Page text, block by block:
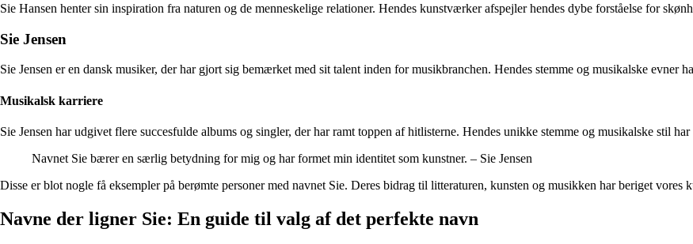
Sie Hansen henter sin inspiration fra naturen og de menneskelige relationer. Hendes kunstværker afspejler hendes dybe forståelse for
Sie Jensen
Sie Jensen er en dansk musiker, der har gjort sig bemærket med sit talent inden for musikbranchen. Hendes stemme og musikalske evner
Musikalsk karriere
Sie Jensen har udgivet flere succesfulde albums og singler, der har ramt toppen af hitlisterne. Hendes unikke stemme og musikalske stil
Navnet Sie bærer en særlig betydning for mig og har formet min identitet som kunstner. – Sie Jensen
Disse er blot nogle få eksempler på berømte personer med navnet Sie. Deres bidrag til litteraturen, kunsten og musikken har beriget vores
Navne der ligner Sie: En guide til valg af det perfekte navn